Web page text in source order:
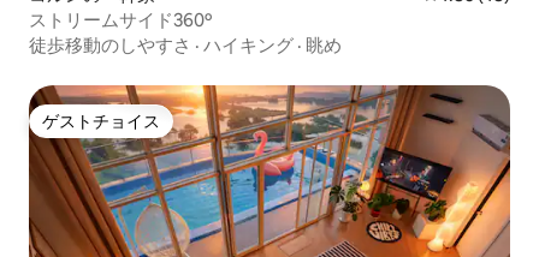
ストリームサイド360º
徒歩移動のしやすさ · ハイキング · 眺め
ゲストチョイス
ゲストチョイス